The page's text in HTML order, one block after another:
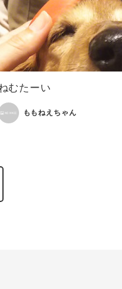
むたーい
ももねえちゃん